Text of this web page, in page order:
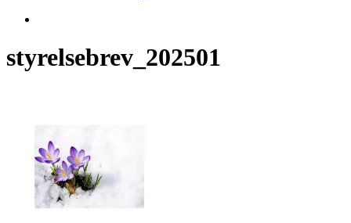
styrelsebrev_202501